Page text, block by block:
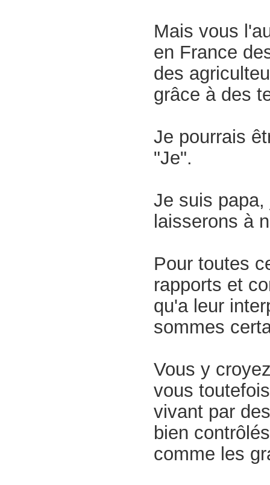
Mais vous
en France
des
grâce à des
Je pourrais
"Je".
Je suis
laisserons à
Pour toutes
rapports et
qu'a leur
sommes
Vous y
vous
vivant par
bien
comme les